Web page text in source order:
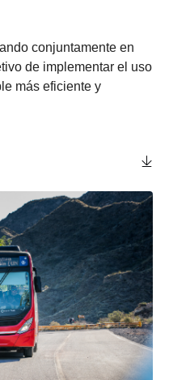
conjuntamente en
de implementar el uso
más eficiente y